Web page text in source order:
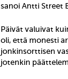
sanoi Antti Street
Päivät valuivat
oli, että monesti
jonkinsorttisen
jotenkin